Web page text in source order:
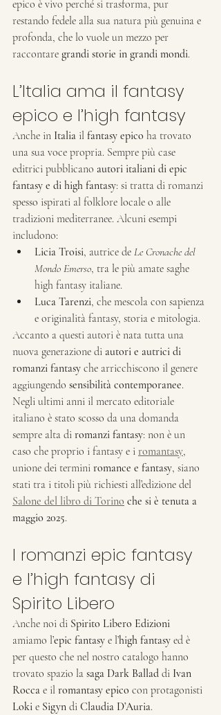
epico è vivo perché si trasforma, pur
restando fedele alla sua natura più genuina e
profonda, che lo vuole un mezzo per
raccontare grandi storie in grandi mondi.
L’Italia ama il fantasy
epico e l’high fantasy
Anche in Italia il fantasy epico ha trovato
una sua voce propria. Sempre più case
editrici pubblicano autori italiani di epic
fantasy e di high fantasy: si tratta di romanzi
spesso ispirati al folklore locale o alle
tradizioni mediterranee. Alcuni esempi
includono:
Licia Troisi, autrice de Le Cronache del
Mondo Emerso, tra le più amate saghe
high fantasy italiane.
Luca Tarenzi, che mescola con sapienza
e originalità fantasy, storia e mitologia.
Accanto a questi autori è nata tutta una
nuova generazione di autori e autrici di
romanzi fantasy che arricchiscono il genere
aggiungendo sensibilità contemporanee.
Negli ultimi anni il mercato editoriale
italiano è stato scosso da una domanda
sempre alta di romanzi fantasy: non è un
caso che proprio i fantasy e i romantasy,
unione dei termini romance e fantasy, siano
stati tra i titoli più richiesti all’edizione del
Salone del libro di Torino che si è tenuta a
maggio 2025.
I romanzi epic fantasy
e l’high fantasy di
Spirito Libero
Anche noi di Spirito Libero Edizioni
amiamo l’epic fantasy e l’high fantasy ed è
per questo che nel nostro catalogo hanno
trovato spazio la saga Dark Ballad di Ivan
Rocca e il romantasy epico con protagonisti
Loki e Sigyn di Claudia D’Auria.